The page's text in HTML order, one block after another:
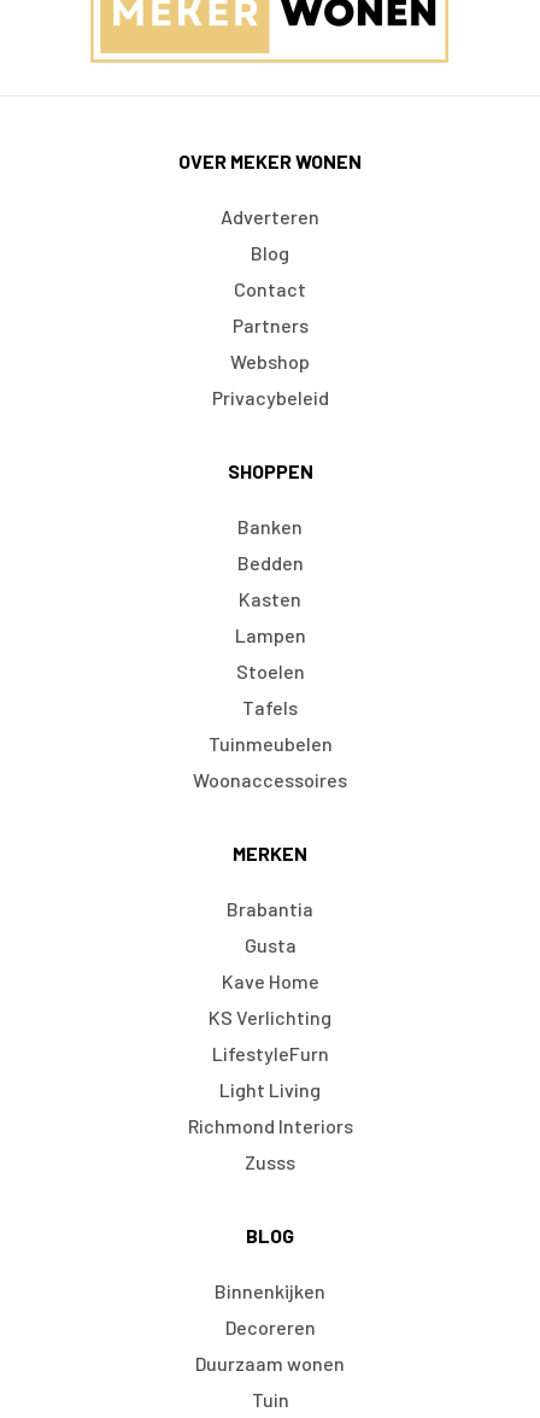
OVER MEKER WONEN
Adverteren
Blog
Contact
Partners
Webshop
Privacybeleid
SHOPPEN
Banken
Bedden
Kasten
Lampen
Stoelen
Tafels
Tuinmeubelen
Woonaccessoires
MERKEN
Brabantia
Gusta
Kave Home
KS Verlichting
LifestyleFurn
Light Living
Richmond Interiors
Zusss
BLOG
Binnenkijken
Decoreren
Duurzaam wonen
Tuin